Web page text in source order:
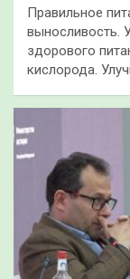
Правильное
выносливость.
здорового
кислорода.